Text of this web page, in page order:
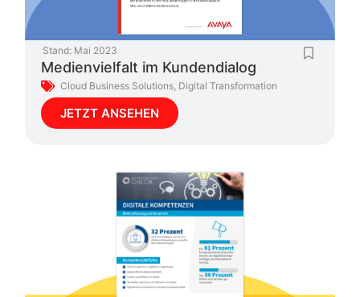
Stand: Mai 2023
Medienvielfalt im Kundendialog
Cloud Business Solutions, Digital Transformation
JETZT ANSEHEN